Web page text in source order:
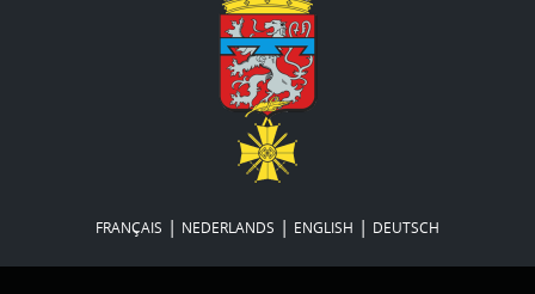
FRANÇAIS | NEDERLANDS | ENGLISH | DEUTSCH